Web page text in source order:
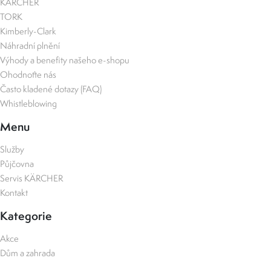
TORK
Kimberly-Clark
Náhradní plnění
Výhody a benefity našeho e-shopu
Ohodnoťte nás
Často kladené dotazy (FAQ)
Whistleblowing
Menu
Služby
Půjčovna
Servis KÄRCHER
Kontakt
Kategorie
Akce
Dům a zahrada